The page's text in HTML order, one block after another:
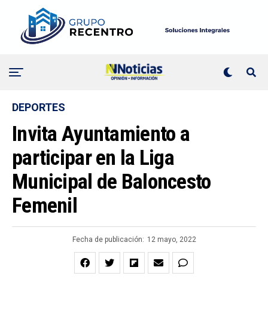
DEPORTES
Invita Ayuntamiento a
participar en la Liga
Municipal de Baloncesto
Femenil
Fecha de publicación: 12 mayo, 2022